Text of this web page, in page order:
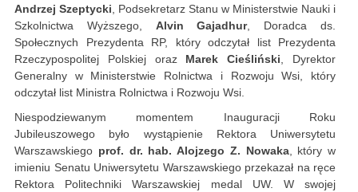
Andrzej Szeptycki , Podsekretarz Stanu w Ministerstwie Nauki i
Szkolnictwa Wyższego, Alvin Gajadhur, Doradca ds.
Społecznych Prezydenta RP, który odczytał list Prezydenta
Rzeczypospolitej Polskiej oraz Marek Cieśliński , Dyrektor
Generalny w Ministerstwie Rolnictwa i Rozwoju Wsi, który
odczytał list Ministra Rolnictwa i Rozwoju Wsi.
Niespodziewanym momentem Inauguracji Roku
Jubileuszowego było wystąpienie Rektora Uniwersytetu
Warszawskiego prof. dr. hab. Alojzego Z. Nowaka, który w
imieniu Senatu Uniwersytetu Warszawskiego przekazał na ręce
Rektora Politechniki Warszawskiej medal UW. W swojej